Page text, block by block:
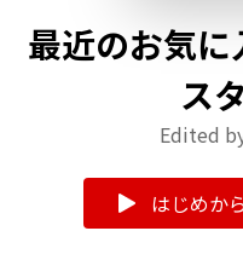
最近のお気
ス
Edited
はじめか